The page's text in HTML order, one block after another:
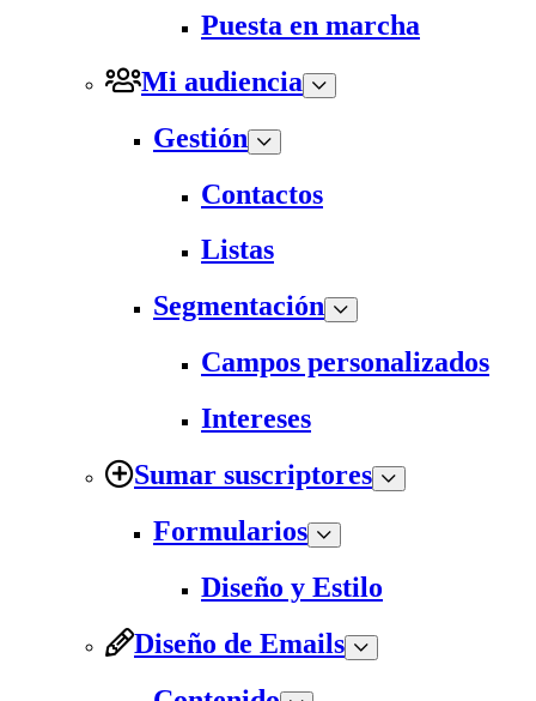
Puesta en marcha
Mi audiencia
Gestión
Contactos
Listas
Segmentación
Campos personalizados
Intereses
Sumar suscriptores
Formularios
Diseño y Estilo
Diseño de Emails